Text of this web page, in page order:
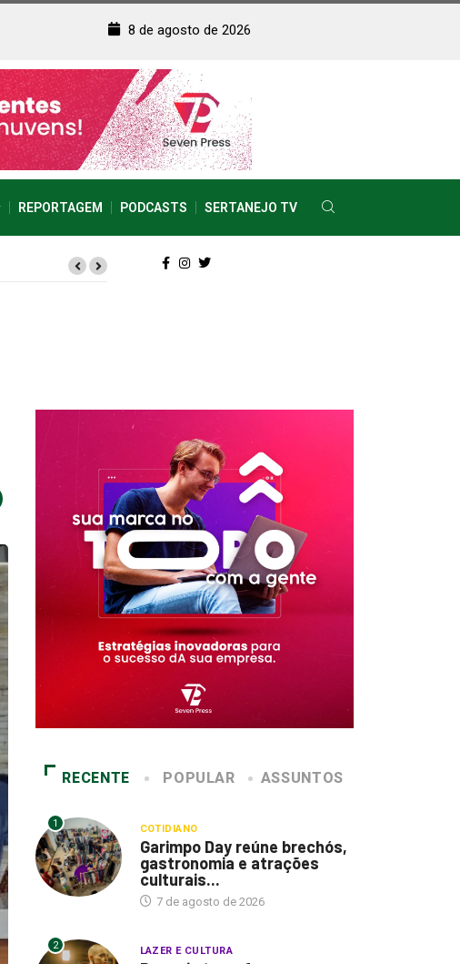
8 de agosto de 2026
REPORTAGEM PODCASTS SERTANEJO TV
RECENTE POPULAR ASSUNTOS
1 COTIDIANO
Garimpo Day reúne brechós,
gastronomia e atrações
culturais...
7 de agosto de 2026
2 LAZER E CULTURA